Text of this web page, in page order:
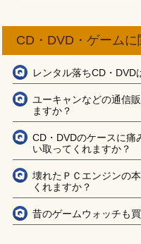
CD・DVD・ゲームに
レンタル落ちCD・DVD
ユーキャンなどの通信
ますか？
CD・DVDのケースに痛
い取ってくれますか？
壊れたＰＣエンジンの
くれますか？
昔のゲームウォッチも